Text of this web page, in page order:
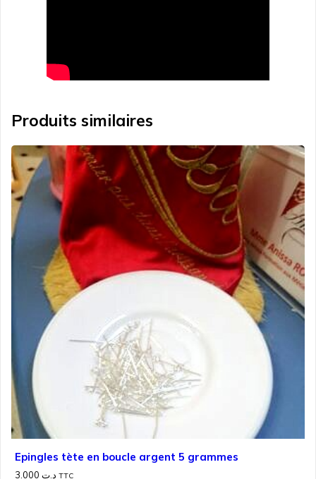
Produits similaires
Epingles tète en boucle argent 5 grammes
د.ت TTC